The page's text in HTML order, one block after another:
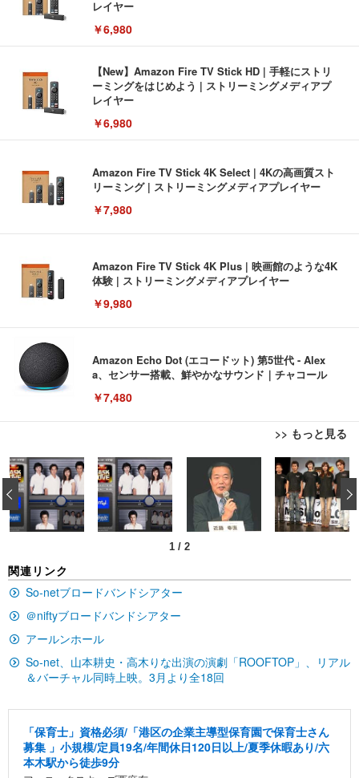
レイヤー
￥6,980
【New】Amazon Fire TV Stick HD | 手軽にストリ
ーミングをはじめよう | ストリーミングメディアプ
レイヤー
￥6,980
Amazon Fire TV Stick 4K Select | 4Kの高画質スト
リーミング | ストリーミングメディアプレイヤー
￥7,980
Amazon Fire TV Stick 4K Plus | 映画館のような4K
体験 | ストリーミングメディアプレイヤー
￥9,980
Amazon Echo Dot (エコードット) 第5世代 - Alex
a、センサー搭載、鮮やかなサウンド｜チャコール
￥7,480
>> もっと見る
[EdoErgo] オフィスチェア 椅子 テレワーク 疲れな
い 跳ね上げ式アームレスト コンパクト 約105度ロッ
キング pc 事務椅子 360度回転 座面昇降 強化ナイロ
ン樹脂ベース 通気性メッシュ 在宅ワーク H-WY01
(黒網+黒枠+黒足)
￥5,699
ュチェア 人間工学 疲れない ブラック
￥27,999
Sezlife オフィスチェア デスクチェア 疲れない テレ
ワーク チェア 強化バックレスト 30度ロッキング機
能 人間工学 椅子 腰サポート 90度跳ね上げ式アーム
ョン PCチェア 通気性メッシュ ゲーミング/勉強/事
務用 おしゃれ パソコンチェア (ブラック)
Sezlife オフィスチェア デスクチェア 疲れない テレ
ワーク チェア 強化バックレスト 30度ロッキング機
EIZO ビジネス向けプレミアムモニター | FlexScan
EV3240X-WT | 31.5型4K UHD・USB Type-C・ホワ
イト
￥105,595
イト
￥109,572
【純正品】27"ゲーミングモニター DualSense 充電
フック付き（CFI-ZDM1J）
【整備済み品】Dell E2724HS 27インチ 液晶モニタ
ー フルHD（1920×1080）VA 非光沢 HDMI/DisplayP
Amazonベーシック ペットシーツ 薄型 レギュラー 1
回使い捨て 無香料 ホワイト 300枚
￥3,373
x2袋(84枚) ホワイト(吸収面:ライトブルー)
￥3,234
ネオ・ルーライフ ネオ・オムツ L 中型犬用 26枚入
り 単品
Smart Basic(スマートベーシック) 【Amazon.co.jp
限定】 Smart Basic アイリスオーヤマ ペットシーツ
1 / 2
‹
関連リンク
So-netブロードバンドシアター
＠niftyブロードバンドシアター
アールンホール
So-net、山本耕史・高木りな出演の演劇「ROOFTOP」、リアル
＆バーチャル同時上映。3月より全18回
「保育士」資格必須/「港区の企業主導型保育園で保育士さん
募集 」小規模/定員19名/年間休日120日以上/夏季休暇あり/六
本木駅から徒歩9分